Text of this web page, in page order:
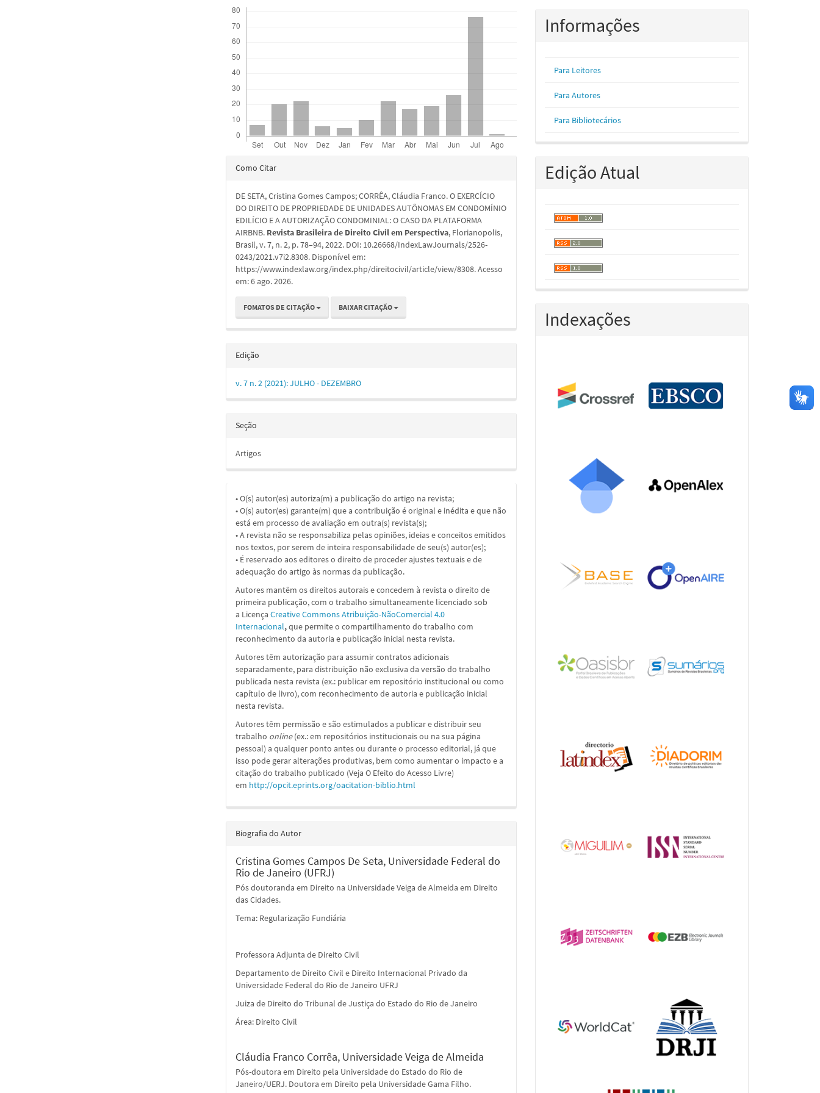
Detalhes
artigo
Como Citar
DE SETA, Cristina Gomes Campos; CORRÊA, Cláudia Franco. O EXERCÍCIO
DO DIREITO DE PROPRIEDADE DE UNIDADES AUTÔNOMAS EM CONDOMÍNIO
EDILÍCIO E A AUTORIZAÇÃO CONDOMINIAL: O CASO DA PLATAFORMA
AIRBNB. Revista Brasileira de Direito Civil em Perspectiva, Florianopolis,
Brasil, v. 7, n. 2, p. 78–94, 2022. DOI: 10.26668/IndexLawJournals/2526-
0243/2021.v7i2.8308. Disponível em:
https://www.indexlaw.org/index.php/direitocivil/article/view/8308. Acesso
em: 6 ago. 2026.
FOMATOS DE CITAÇÃO BAIXAR CITAÇÃO
Edição
v. 7 n. 2 (2021): JULHO - DEZEMBRO
Seção
Artigos
• O(s) autor(es) autoriza(m) a publicação do artigo na revista;
• O(s) autor(es) garante(m) que a contribuição é original e inédita e que não
está em processo de avaliação em outra(s) revista(s);
• A revista não se responsabiliza pelas opiniões, ideias e conceitos emitidos
nos textos, por serem de inteira responsabilidade de seu(s) autor(es);
• É reservado aos editores o direito de proceder ajustes textuais e de
adequação do artigo às normas da publicação.
Autores mantêm os direitos autorais e concedem à revista o direito de
primeira publicação, com o trabalho simultaneamente licenciado sob
a LicençaCreative Commons Atribuição-NãoComercial 4.0
Internacional,que permite o compartilhamento do trabalho com
reconhecimento da autoria e publicação inicial nesta revista.
Autores têm autorização para assumir contratos adicionais
separadamente, para distribuição não exclusiva da versão do trabalho
publicada nesta revista (ex.: publicar em repositório institucional ou como
capítulo de livro), com reconhecimento de autoria e publicação inicial
nesta revista.
Autores têm permissão e são estimulados a publicar e distribuir seu
trabalho online(ex.: em repositórios institucionais ou na sua página
pessoal) a qualquer ponto antes ou durante o processo editorial, já que
isso pode gerar alterações produtivas, bem como aumentar o impacto e a
citação do trabalho publicado (Veja O Efeito do Acesso Livre)
em http://opcit.eprints.org/oacitation-biblio.html
Biografia do Autor
Cristina Gomes Campos De Seta, Universidade Federal do
Rio de Janeiro (UFRJ)
Pós doutoranda em Direito na Universidade Veiga de Almeida em Direito
das Cidades.
Tema: Regularização Fundiária
Professora Adjunta de Direito Civil
Departamento de Direito Civil e Direito Internacional Privado da
Universidade Federal do Rio de Janeiro UFRJ
Juiza de Direito do Tribunal de Justiça do Estado do Rio de Janeiro
Área: Direito Civil
Cláudia Franco Corrêa, Universidade Veiga de Almeida
Pós-doutora em Direito pela Universidade do Estado do Rio de
Janeiro/UERJ. Doutora em Direito pela Universidade Gama Filho.
Informações
Para Leitores
Para Autores
Para Bibliotecários
Edição Atual
Indexações